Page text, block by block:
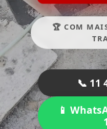
🏆 COM
📞 11
📱